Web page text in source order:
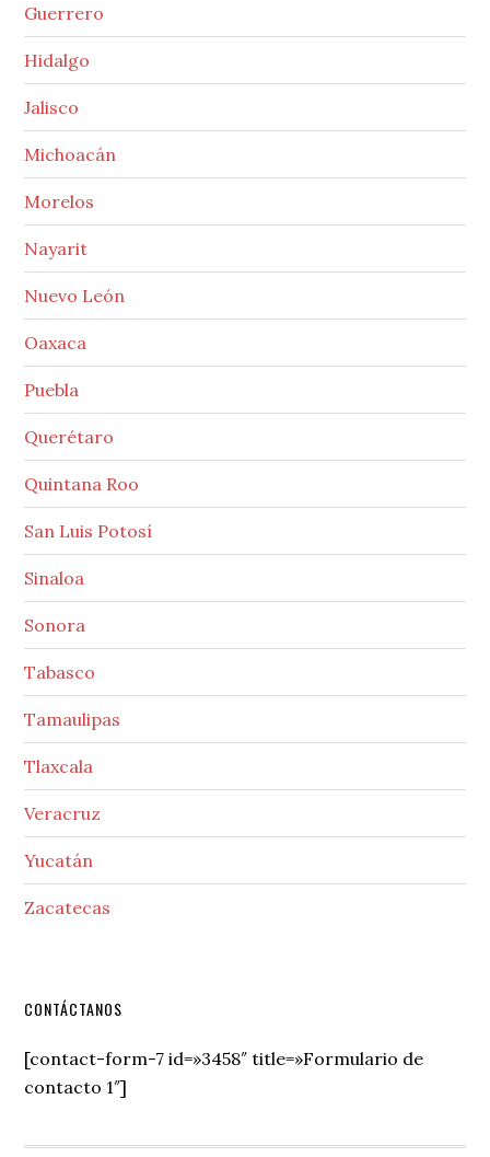
Guerrero
Hidalgo
Jalisco
Michoacán
Morelos
Nayarit
Nuevo León
Oaxaca
Puebla
Querétaro
Quintana Roo
San Luis Potosí
Sinaloa
Sonora
Tabasco
Tamaulipas
Tlaxcala
Veracruz
Yucatán
Zacatecas
Secondary
Sidebar
CONTÁCTANOS
[contact-form-7 id=»3458″ title=»Formulario de
contacto 1″]